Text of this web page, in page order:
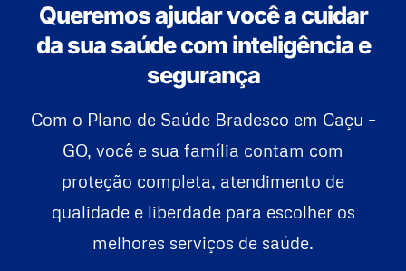
Queremos ajudar você a cuidar
da sua saúde com inteligência e
segurança
Com o Plano de Saúde Bradesco em Caçu –
GO, você e sua família contam com
proteção completa, atendimento de
qualidade e liberdade para escolher os
melhores serviços de saúde.